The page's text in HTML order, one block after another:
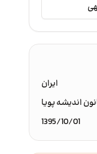
ایران
اندیشه پویا
1395/10/01